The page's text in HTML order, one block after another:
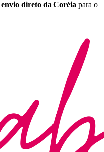
envio direto da Coréia para o